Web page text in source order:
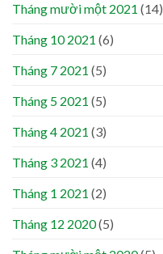
Tháng mười một 2021 (14)
Tháng 10 2021 (6)
Tháng 7 2021 (5)
Tháng 5 2021 (5)
Tháng 4 2021 (3)
Tháng 3 2021 (4)
Tháng 1 2021 (2)
Tháng 12 2020(5)